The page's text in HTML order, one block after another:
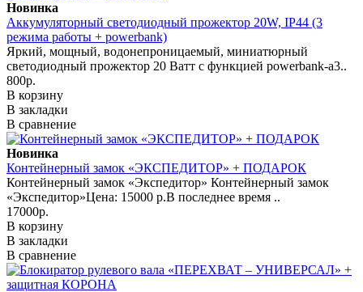
Новинка
Аккумуляторный светодиодный прожектор 20W, IP44 (3
режима работы + powerbank)
Яркий, мощный, водонепроницаемый, миниатюрный
светодиодный прожектор 20 Ватт с функцией powerbank-а3..
800р.
В корзину
В закладки
В сравнение
Новинка
Контейнерный замок «ЭКСПЕДИТОР» + ПОДАРОК
Контейнерный замок «Экспедитор» Контейнерный замок
«Экспедитор»Цена: 15000 р.В последнее время ..
17000р.
В корзину
В закладки
В сравнение